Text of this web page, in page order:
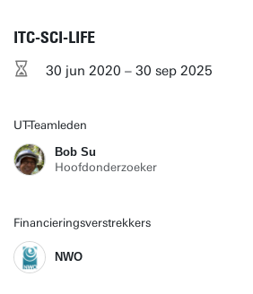
ITC-SCI-LIFE
30 jun 2020 – 30 sep 2025
UT-Teamleden
Bob Su
Hoofdonderzoeker
Financieringsverstrekkers
NWO